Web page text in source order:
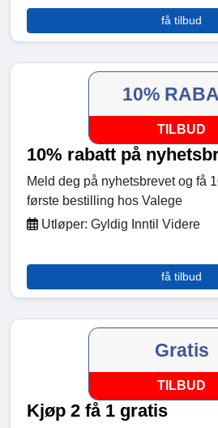
få tilbud
10%
TILBUD
10% rabatt på
Meld deg på nyhetsbrevet og få
første bestilling hos Valege
Utløper: Gyldig Inntil Videre
få tilbud
Gratis
TILBUD
Kjøp 2 få 1 gratis